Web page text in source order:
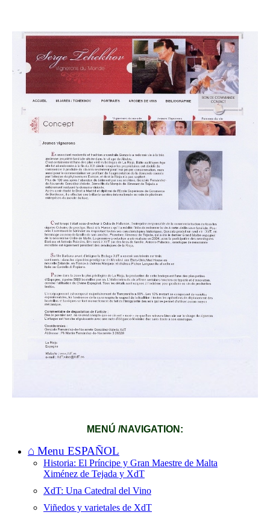
MENÚ /NAVIGATION:
⌂ Menu ESPAÑOL
Historia: El Príncipe y Gran Maestre de Malta
Ximénez de Tejada y XdT
XdT: Una Catedral del Vino
Viñedos y varietales de XdT